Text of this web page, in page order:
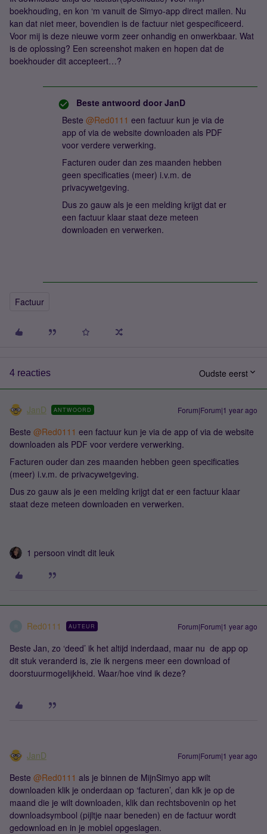
boekhouding, en kon ‘m vanuit de Simyo-app direct mailen. Nu
kan dat niet meer, bovendien is de factuur niet gespecificeerd.
Voor mij is deze nieuwe vorm zeer onhandig en onwerkbaar. Wat
is de oplossing? Een screenshot maken en hopen dat de
boekhouder dit accepteert…?
Beste antwoord door JanD
Beste ​ @Red0111 een factuur kun je via de
app of via de website downloaden als PDF
voor verdere verwerking.
Facturen ouder dan zes maanden hebben
geen specificaties (meer) i.v.m. de
privacywetgeving.
Dus zo gauw als je een melding krijgt dat er
een factuur klaar staat deze meteen
downloaden en verwerken.
Factuur
4 reacties Oudste eerst
JanD ANTWOORD Forum|Forum|1 year ago
Beste ​ @Red0111 een factuur kun je via de app of via de website
downloaden als PDF voor verdere verwerking.
Facturen ouder dan zes maanden hebben geen specificaties
(meer) i.v.m. de privacywetgeving.
Dus zo gauw als je een melding krijgt dat er een factuur klaar
staat deze meteen downloaden en verwerken.
1 persoon vindt dit leuk
Red0111 AUTEUR Forum|Forum|1 year ago
Beste Jan, zo ‘deed’ ik het altijd inderdaad, maar nu de app op
dit stuk veranderd is, zie ik nergens meer een download of
doorstuurmogelijkheid. Waar/hoe vind ik deze?
JanD Forum|Forum|1 year ago
Beste ​ @Red0111 als je binnen de MijnSimyo app wilt
downloaden klik je onderdaan op ‘facturen’, dan klk je op de
maand die je wilt downloaden, klik dan rechtsbovenin op het
downloadsymbool (pijltje naar beneden) en de factuur wordt
gedownload en in je mobiel opgeslagen.